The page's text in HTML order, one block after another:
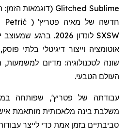
Glitched Sublime (דוגמאות
חדשה של מאיה פטריץ'
(
Petrić
SXSW
לונדון 2026. ברגע
אוטומציה וייצור דיגיטלי בלתי
שונה לטכנולוגיה: מדיום
העולם הטבעי.
עבודתה של פטריץ', שפותחה
משלבת בינה מלאכותית מותאמת
סביבתיים בזמן אמת כדי לייצר